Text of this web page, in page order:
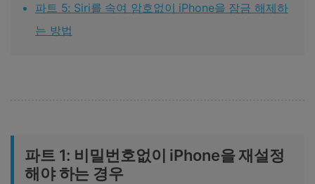
파트 5: Siri를 속여 암호없이 iPhone을 잠금 해제하
는 방법
파트 1: 비밀번호없이 iPhone을 재설정
해야 하는 경우